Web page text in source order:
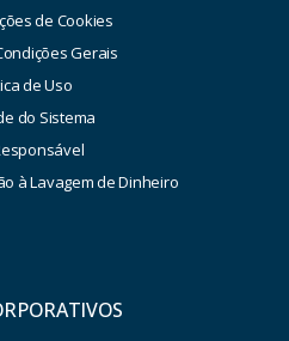
de Cookies
Gerais
de Uso
do Sistema
à Lavagem de Dinheiro